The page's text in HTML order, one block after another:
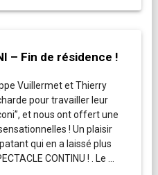
– Fin de résidence !
Vuillermet et Thierry
pour travailler leur
et nous ont offert une
! Un plaisir
qui en a laissé plus
CONTINU ! . Le …